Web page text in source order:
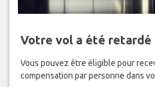
Votre vol a été retardé
Vous pouvez être éligible pour
compensation par personne dans